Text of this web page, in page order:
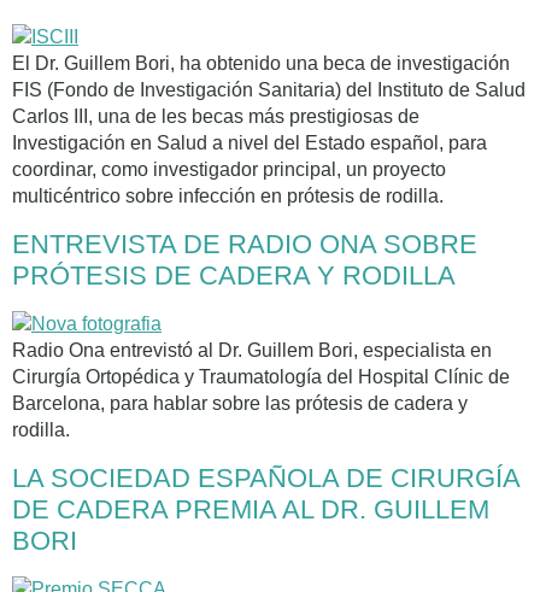
El Dr. Guillem Bori, ha obtenido una beca de investigación
FIS (Fondo de Investigación Sanitaria) del Instituto de Salud
Carlos III, una de les becas más prestigiosas de
Investigación en Salud a nivel del Estado español, para
coordinar, como investigador principal, un proyecto
multicéntrico sobre infección en prótesis de rodilla.
ENTREVISTA DE RADIO ONA SOBRE
PRÓTESIS DE CADERA Y RODILLA
Radio Ona entrevistó al Dr. Guillem Bori, especialista en
Cirurgía Ortopédica y Traumatología del Hospital Clínic de
Barcelona, para hablar sobre las prótesis de cadera y
rodilla.
LA SOCIEDAD ESPAÑOLA DE CIRURGÍA
DE CADERA PREMIA AL DR. GUILLEM
BORI